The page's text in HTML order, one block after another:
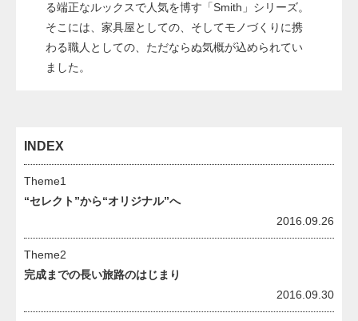
る端正なルックスで人気を博す「Smith」シリーズ。
そこには、家具屋としての、そしてモノづくりに携
わる職人としての、ただならぬ気概が込められてい
ました。
INDEX
Theme1
“セレクト”から“オリジナル”へ
2016.09.26
Theme2
完成までの長い旅路のはじまり
2016.09.30